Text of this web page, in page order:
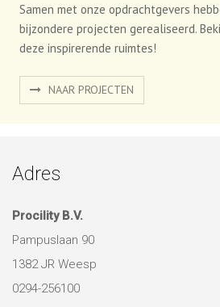
Samen met onze opdrachtgevers
bijzondere projecten gerealiseerd.
deze inspirerende ruimtes!
NAAR PROJECTEN
Adres
Procility B.V.
Pampuslaan 90
1382 JR Weesp
0294-256100